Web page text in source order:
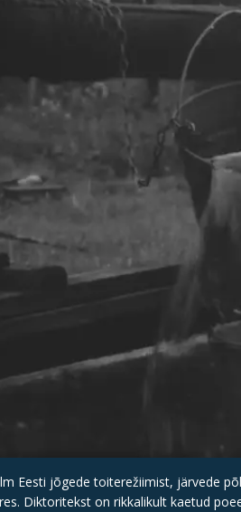
Eesti jõgede toiterežiimist, järvede
Diktoritekst on rikkalikult kaetud